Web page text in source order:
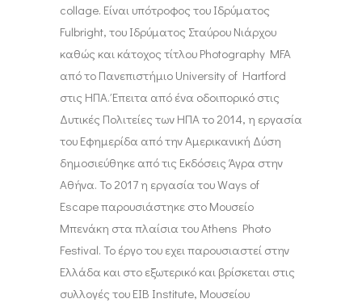
collage. Είναι υπότροφος του Ιδρύματος
Fulbright, του Ιδρύματος Σταύρου Νιάρχου
καθώς και κάτοχος τίτλου Photography MFA
από το Πανεπιστήμιο University of Hartford
στις ΗΠΑ. Έπειτα από ένα οδοιπορικό στις
Δυτικές Πολιτείες των ΗΠΑ το 2014, η εργασία
του Εφημερίδα από την Αμερικανική Δύση
δημοσιεύθηκε από τις Εκδόσεις Άγρα στην
Αθήνα. Το 2017 η εργασία του Ways of
Escape παρουσιάστηκε στο Μουσείο
Μπενάκη στα πλαίσια του Athens Photo
Festival. Το έργο του εχει παρουσιαστεί στην
Ελλάδα και στο εξωτερικό και βρίσκεται στις
συλλογές του ΕΙΒ Institute, Μουσείου